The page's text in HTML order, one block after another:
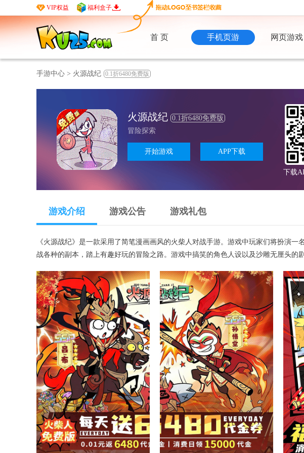
VIP权益 福利盒子
首 页 手机页游 网页游戏
手游中心 > 火源战纪 0.1折6480免费版
火源战纪 0.1折6480免费版
冒险探索
开始游戏 APP下载
下载
游戏介绍 游戏公告 游戏礼包
《火源战纪》是一款采用了简笔漫画画风的火柴人对战手游。游戏中玩家们将扮演
战各种的副本，踏上有趣好玩的冒险之路。游戏中搞笑的角色人设以及沙雕无厘头的